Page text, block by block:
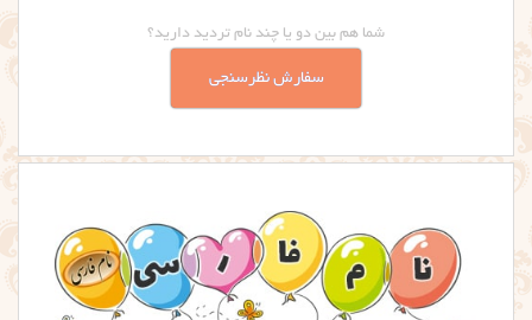
شما هم بین دو یا چند نام تردید دارید؟
سفارش نظرسنجی